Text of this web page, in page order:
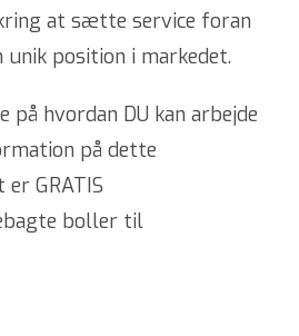
at sætte service foran
position i markedet.
på hvordan DU kan arbejde
på dette
er GRATIS
boller til